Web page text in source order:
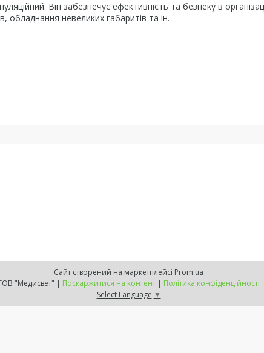
Він забезпечує ефективність та безпеку в
обладнання невеликих габаритів та ін.
Сайт створений на маркетплейсі Prom.ua
ТОВ "Медисвет" | Поскаржитися на контент | Політика конфіденційності
Select Language ▼